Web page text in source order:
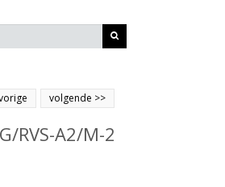
volgende >>
RVS-A2/M-2